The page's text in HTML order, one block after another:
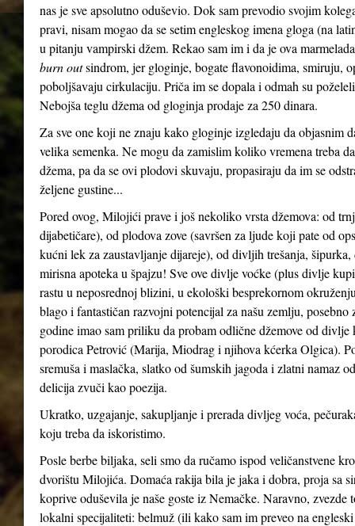
nas je sve apsolutno oduševio. Dok sam prevodio svojim
pravi, nisam mogao da se setim engleskog imena gloga (na
u pitanju vampirski džem. Rekao sam im i da je ova
burn outsindrom, jer gloginje, bogate flavonoidima, smiruju,
poboljšavaju cirkulaciju. Priča im se dopala i odmah su
Nebojša teglu džema od gloginja prodaje za 250 dinara.
Za sve one koji ne znaju kako gloginje izgledaju da objasnim
velika semenka. Ne mogu da zamislim koliko vremena treba
džema, pa da se ovi plodovi skuvaju, propasiraju da im se
željene gustine...
Pored ovog, Milojići prave i još nekoliko vrsta džemova: od
dijabetičare), od plodova zove (savršen za ljude koji pate od
kućni lek za zaustavljanje dijareje), od divljih trešanja,
mirisna apoteka u špajzu! Sve ove divlje voćke (plus divlje
rastu u neposrednoj blizini, u ekološki besprekornom
blago i fantastičan razvojni potencijal za našu zemlju,
godine imao sam priliku da probam odlične džemove od
porodica Petrović (Marija, Miodrag i njihova kćerka Olgica).
sremuša i maslačka, slatko od šumskih jagoda i zlatni namaz
delicija zvuči kao poezija.
Ukratko, uzgajanje, sakupljanje i prerada divljeg voća,
koju treba da iskoristimo.
Posle berbe biljaka, seli smo da ručamo ispod veličanstvene
dvorištu Milojića. Domaća rakija bila je jaka i dobra, proja sa
koprive oduševila je naše goste iz Nemačke. Naravno,
lokalni specijaliteti: belmuž (ili kako sam im preveo na